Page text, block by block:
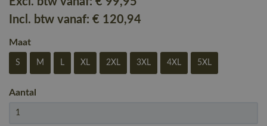
Incl. btw vanaf: € 120,94
Maat
S M L XL 2XL 3XL 4XL 5XL
Aantal